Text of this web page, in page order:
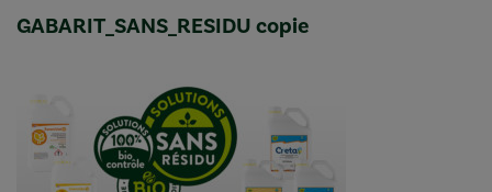
GABARIT_SANS_RESIDU copie